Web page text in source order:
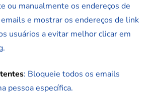
ou manualmente os endereços de
e mostrar os endereços de link
usuários a evitar melhor clicar em
: Bloqueie todos os emails
pessoa específica.